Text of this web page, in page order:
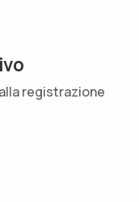
registrazione